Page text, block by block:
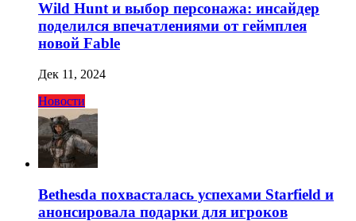
Wild Hunt и выбор персонажа: инсайдер
поделился впечатлениями от геймплея
новой Fable
Дек 11, 2024
Новости
Bethesda похвасталась успехами Starfield и
анонсировала подарки для игроков